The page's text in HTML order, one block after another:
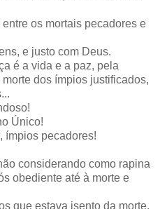
os mortais pecadores e
e justo com Deus.
é a vida e a paz, pela
dos ímpios justificados,
Único!
ímpios pecadores!
considerando como rapina
obediente até à morte e
que estava isento da morte,